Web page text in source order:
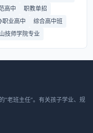
高中
职教单招
职业高中
综合高中班
技师学院专业
“老班主任”。有关孩子学业、规